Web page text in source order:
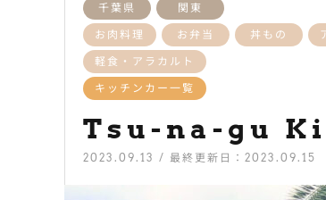
千葉県
関東
お肉料理
お弁当 丼もの
軽食・アラカルト
キッチンカー一覧
Tsu-na-gu
2023.09.13 / 最終更新日：2023.09.15